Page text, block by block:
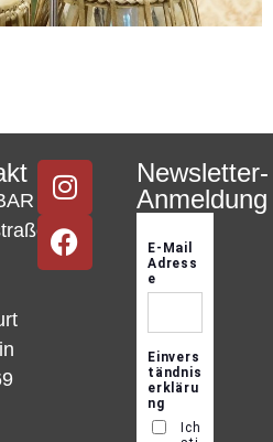
Newsletter-
Anmeldung